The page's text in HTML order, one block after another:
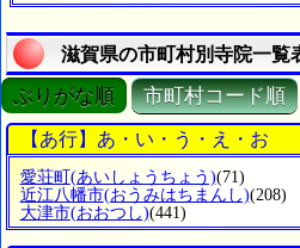
滋賀県の市町村別寺院一覧
ぶりがな順 市町村コード順
【あ行】あ・い・う・え・お
愛荘町(あいしょうちょう)(71)
近江八幡市(おうみはちまんし)
大津市(おおつし)(441)